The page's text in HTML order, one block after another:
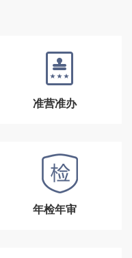
准营准办
年检年审